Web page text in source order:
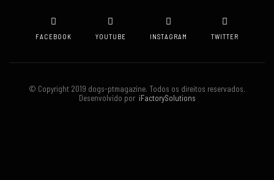
FACEBOOK YOUTUBE INSTAGRAM TWITTER
© Copyright 2019 dogs-ptmagazine. Todos os direitos reservados.
Desenvolvido poriFactorySolutions